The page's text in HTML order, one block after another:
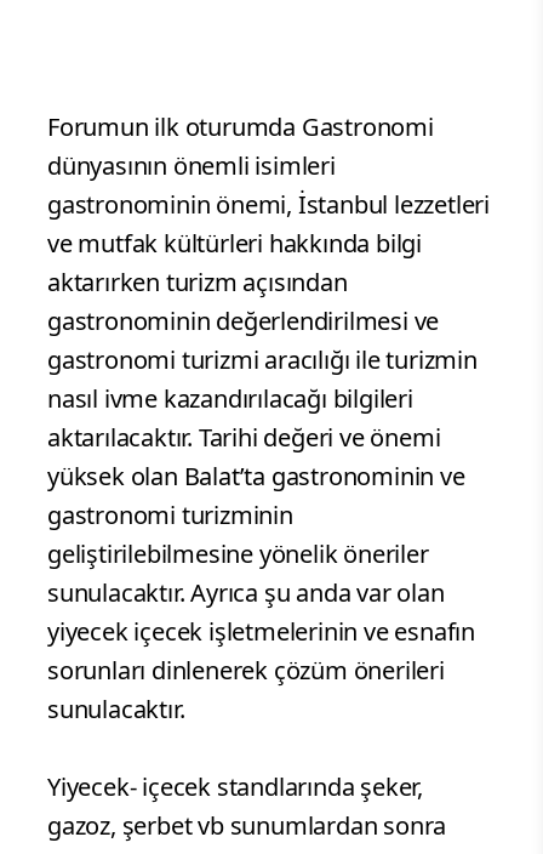
Forumun ilk oturumda Gastronomi
dünyasının önemli isimleri
gastronominin önemi, İstanbul lezzetleri
ve mutfak kültürleri hakkında bilgi
aktarırken turizm açısından
gastronominin değerlendirilmesi ve
gastronomi turizmi aracılığı ile turizmin
nasıl ivme kazandırılacağı bilgileri
aktarılacaktır. Tarihi değeri ve önemi
yüksek olan Balat’ta gastronominin ve
gastronomi turizminin
geliştirilebilmesine yönelik öneriler
sunulacaktır. Ayrıca şu anda var olan
yiyecek içecek işletmelerinin ve esnafın
sorunları dinlenerek çözüm önerileri
sunulacaktır.
Yiyecek- içecek standlarında şeker,
gazoz, şerbet vb sunumlardan sonra